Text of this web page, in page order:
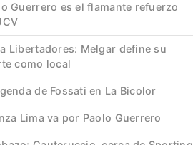
Guerrero es el flamante refuerzo
Libertadores: Melgar define su
como local
de Fossati en La Bicolor
Lima va por Paolo Guerrero